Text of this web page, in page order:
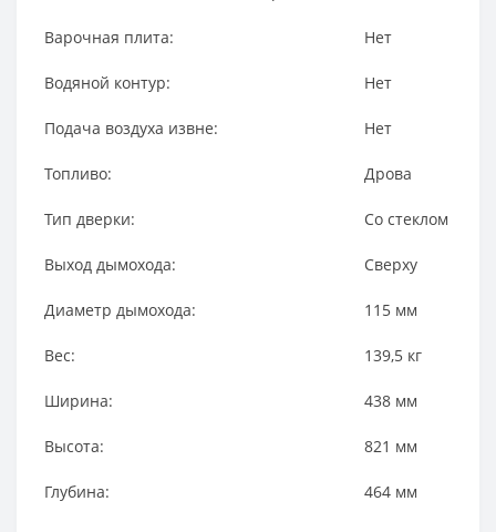
Варочная плита: Нет
Водяной контур: Нет
Подача воздуха извне: Нет
Топливо: Дрова
Тип дверки: Со стеклом
Выход дымохода: Сверху
Диаметр дымохода: 115 мм
Вес: 139,5 кг
Ширина: 438 мм
Высота: 821 мм
Глубина: 464 мм